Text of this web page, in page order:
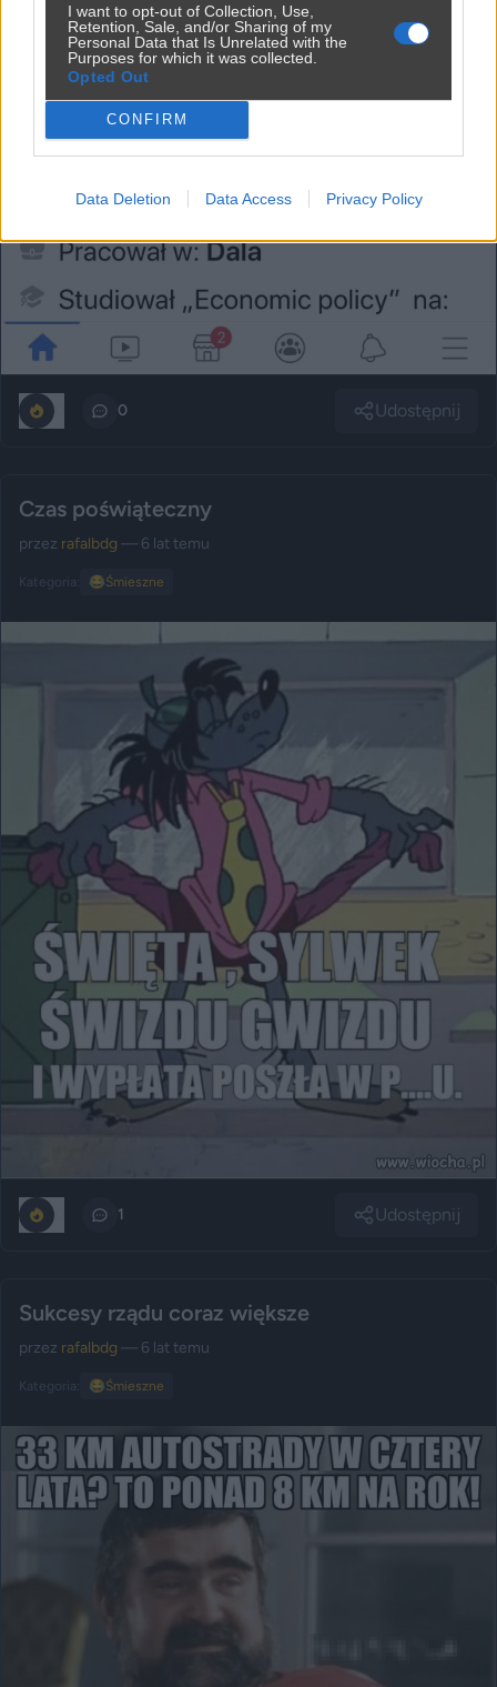
I want to opt-out of Collection, Use,
Retention, Sale, and/or Sharing of my
Personal Data that Is Unrelated with the
Purposes for which it was collected.
Opted Out
CONFIRM
Data Deletion Data Access Privacy Policy
0 Udostępnij
Czas poświąteczny
przez rafalbdg — 6 lat temu
Kategoria: 😂Śmieszne
1 Udostępnij
Sukcesy rządu coraz większe
przez rafalbdg — 6 lat temu
Kategoria: 😂Śmieszne